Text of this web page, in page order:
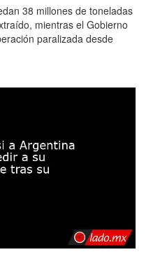
38 millones de toneladas
mientras el Gobierno
paralizada desde